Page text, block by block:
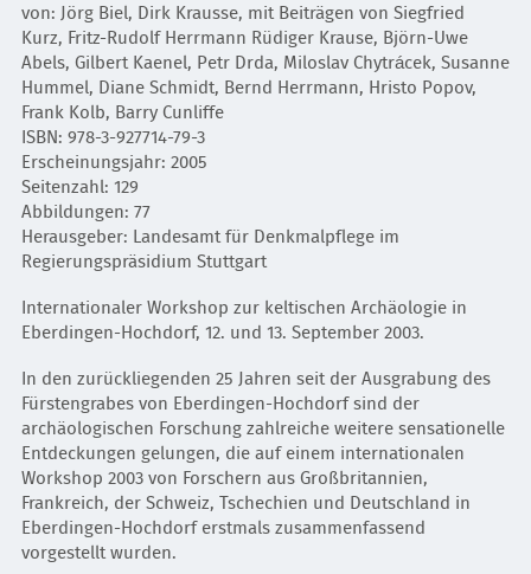
von: Jörg Biel, Dirk Krausse, mit Beiträgen von Siegfried
Kurz, Fritz-Rudolf Herrmann Rüdiger Krause, Björn-Uwe
Abels, Gilbert Kaenel, Petr Drda, Miloslav Chytrácek, Susanne
Hummel, Diane Schmidt, Bernd Herrmann, Hristo Popov,
Frank Kolb, Barry Cunliffe
ISBN: 978-3-927714-79-3
Erscheinungsjahr: 2005
Seitenzahl: 129
Abbildungen: 77
Herausgeber: Landesamt für Denkmalpflege im
Regierungspräsidium Stuttgart
Internationaler Workshop zur keltischen Archäologie in
Eberdingen-Hochdorf, 12. und 13. September 2003.
In den zurückliegenden 25 Jahren seit der Ausgrabung des
Fürstengrabes von Eberdingen-Hochdorf sind der
archäologischen Forschung zahlreiche weitere sensationelle
Entdeckungen gelungen, die auf einem internationalen
Workshop 2003 von Forschern aus Großbritannien,
Frankreich, der Schweiz, Tschechien und Deutschland in
Eberdingen-Hochdorf erstmals zusammenfassend
vorgestellt wurden.